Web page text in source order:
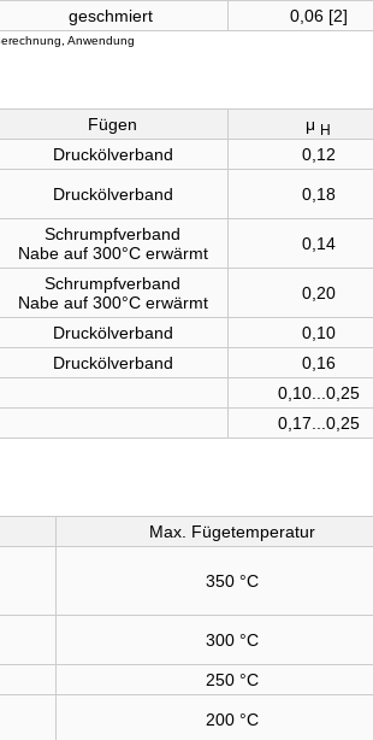
geschmiert
0,06 [2]
Anwendung
Fügen μ H
Druckölverband
0,12
Druckölverband 0,18
Schrumpfverband
Nabe auf 300°C erwärmt
0,14
Schrumpfverband
Nabe auf 300°C erwärmt
0,20
Druckölverband
0,10
Druckölverband
0,16
0,10...0,25
0,17...0,25
Max. Fügetemperatur
350 °C
300 °C
250 °C
200 °C